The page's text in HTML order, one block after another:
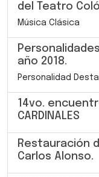
del Teatro
Música Clásica
año 2018.
Personalidad
14vo.
CARDINALES
Restauración
Carlos Alonso.